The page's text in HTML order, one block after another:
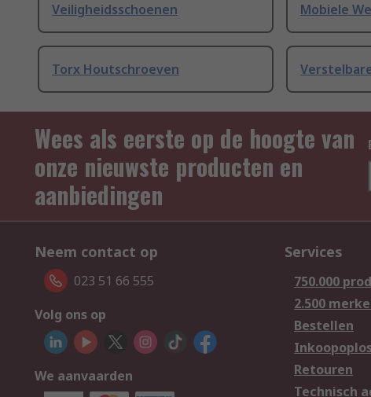
Veiligheidsschoenen Mobiele
Torx Houtschroeven
Wees als eerste op de hoogte van
onze nieuwste producten en
aanbiedingen
Neem contact op
023 51 66 555
Volg ons op
We aanvaarden
Services
750.000
2.500
Bestellen
Retouren
Technisch